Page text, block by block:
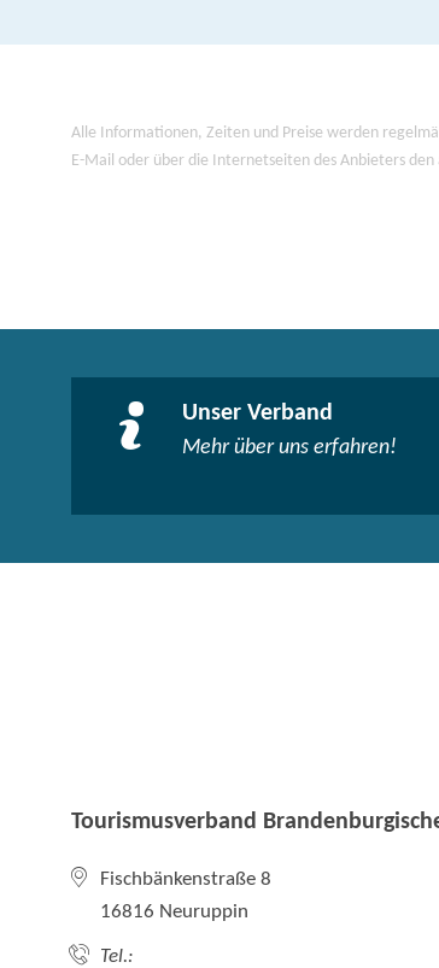
Alle Informationen, Zeiten und Preise werden
E-Mail oder über die Internetseiten des Anbieters
Unser Verband
Mehr über uns erfahren!
Tourismusverband
Fischbänkenstraße 8
16816 Neuruppin
Tel.: